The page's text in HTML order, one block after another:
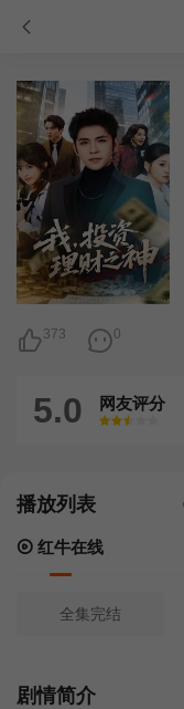
373 0
5.0 网友评分
很差
较差还行推荐力荐
播放列表
红牛在线
全集完结
剧情简介